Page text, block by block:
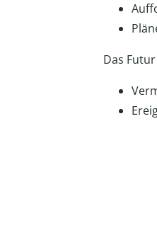
Das